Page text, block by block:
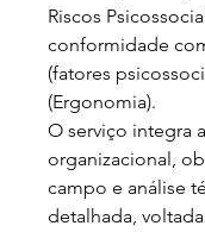
Riscos
conformidade
(fatores
(Ergonomia).
O serviço integra
organizacional,
campo e análise
detalhada,